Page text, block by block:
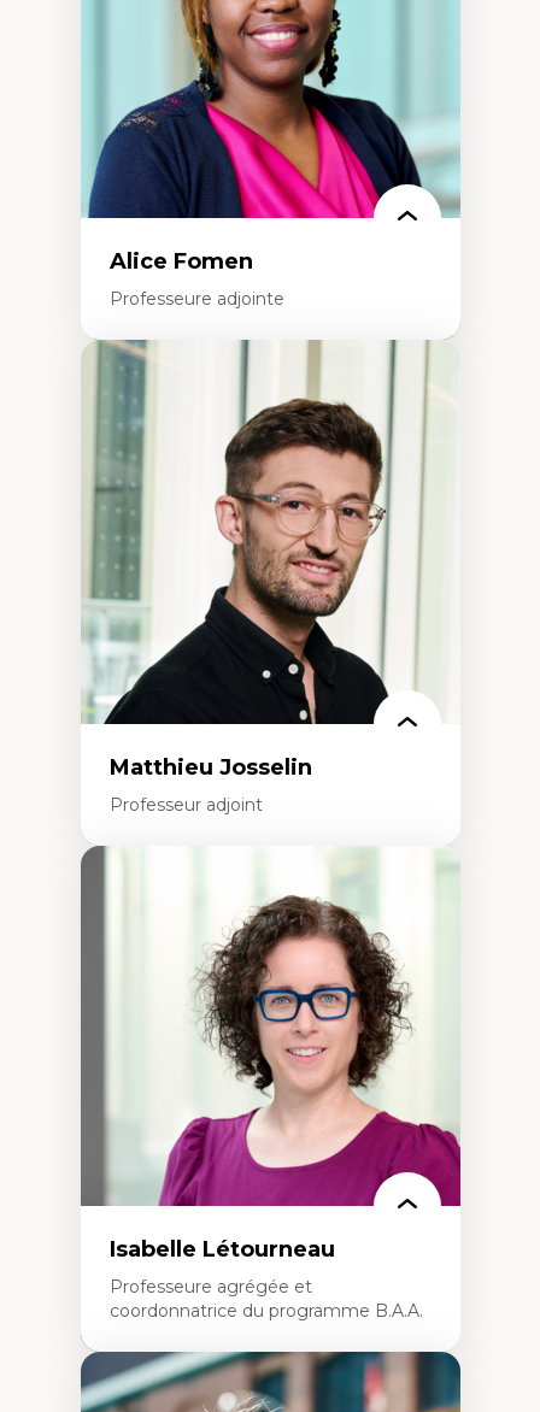
les auditoires médiatiques
Épistémologie des techniques de recherche
numérique et l’IA
Théorie des droits de la personne
La pensée politique d’Hannah Arendt
La pensée politique à l’ère numérique
Justice internationale et normes
internationales
Alice Fomen
Professeure adjointe
Expertises
Acceptabilité, acceptation et adoption des
technologies
Technologies d'apprentissage innovantes
Insertion professionnelle du nouveau
personnel enseignant
Construction identitaire en milieu
minoritaire francophone
Technologies éducatives pour la formation
continue
Matthieu Josselin
Professeur adjoint
Ethnographie critique des environnements
d’apprentissage des étudiant.e.s
Approche transdisciplinaire des
compétences socioaffectives et
interculturelles
Didactique des langues secondes et
compétence pragmatique
Andragogie
Méthodologies de recherche qualitative
Isabelle Létourneau
Professeure agrégée et
coordonnatrice du programme B.A.A.
Expertises